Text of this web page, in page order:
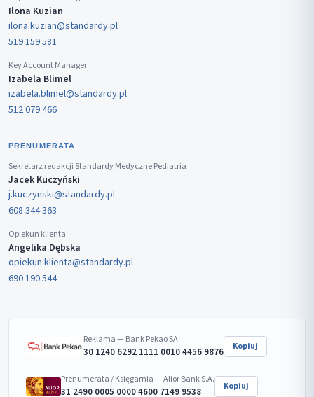
Ilona Kuzian
ilona.kuzian@standardy.pl
519 159 581
Key Account Manager
Izabela Blimel
izabela.blimel@standardy.pl
512 079 466
PRENUMERATA
Sekretarz redakcji Standardy Medyczne Pediatria
Jacek Kuczyński
j.kuczynski@standardy.pl
608 344 363
Opiekun klienta
Angelika Dębska
opiekun.klienta@standardy.pl
690 190 544
Reklama — Bank Pekao SA
30 1240 6292 1111 0010 4456 9876 Kopiuj
Prenumerata / Księgarnia — Alior Bank S.A.
31 2490 0005 0000 4600 7149 9538 Kopiuj